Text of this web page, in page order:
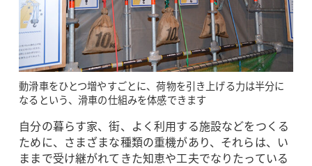
動滑車をひとつ増やすごとに、荷物を引き上げる力は半分に
なるという、滑車の仕組みを体感できます
自分の暮らす家、街、よく利用する施設などをつくる
ために、さまざまな種類の重機があり、それらは、い
ままで受け継がれてきた知恵や工夫でなりたっている